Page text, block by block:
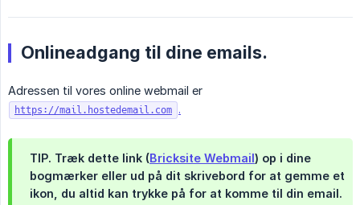
Onlineadgang til dine emails.
Adressen til vores online webmail er
https://mail.hostedemail.com .
TIP. Træk dette link (Bricksite Webmail) op i dine
bogmærker eller ud på dit skrivebord for at gemme et
ikon, du altid kan trykke på for at komme til din email.